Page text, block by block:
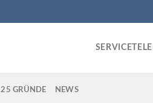
25 GRÜNDE NEWS